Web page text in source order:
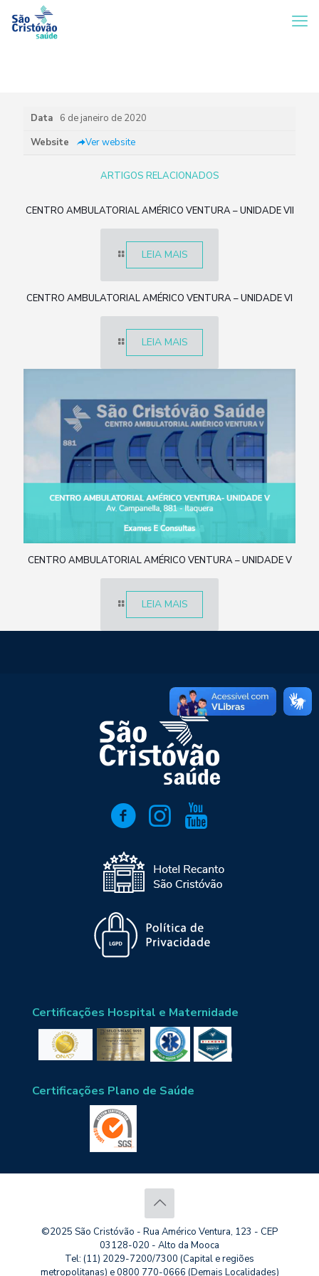
Data
6 de janeiro de 2020
Website
Ver website
ARTIGOS RELACIONADOS
CENTRO AMBULATORIAL AMÉRICO VENTURA – UNIDADE VII
LEIA MAIS
CENTRO AMBULATORIAL AMÉRICO VENTURA – UNIDADE VI
LEIA MAIS
CENTRO AMBULATORIAL AMÉRICO VENTURA – UNIDADE V
LEIA MAIS
Certificações Hospital e Maternidade
Certificações Plano de Saúde
©2025 São Cristóvão - Rua Américo Ventura, 123 - CEP
03128-020 - Alto da Mooca
Tel: (11) 2029-7200/7300 (Capital e regiões
metropolitanas) e 0800 770-0666 (Demais Localidades)